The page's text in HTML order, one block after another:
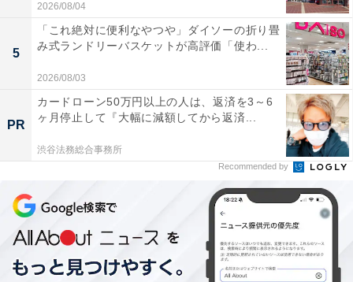
2026/08/04
5
「これ絶対に便利なやつや」ダイソーの折り畳
み式ランドリーバスケットが高評価「使わ...
2026/08/03
PR
カードローン50万円以上の人は、返済を3～6
ヶ月停止して『大幅に減額してから返済...
渋谷法務総合事務所
Recommended by